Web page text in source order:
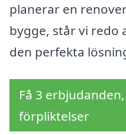
planerar en
bygge, står vi redo
den perfekta
Få 3
förpliktelser